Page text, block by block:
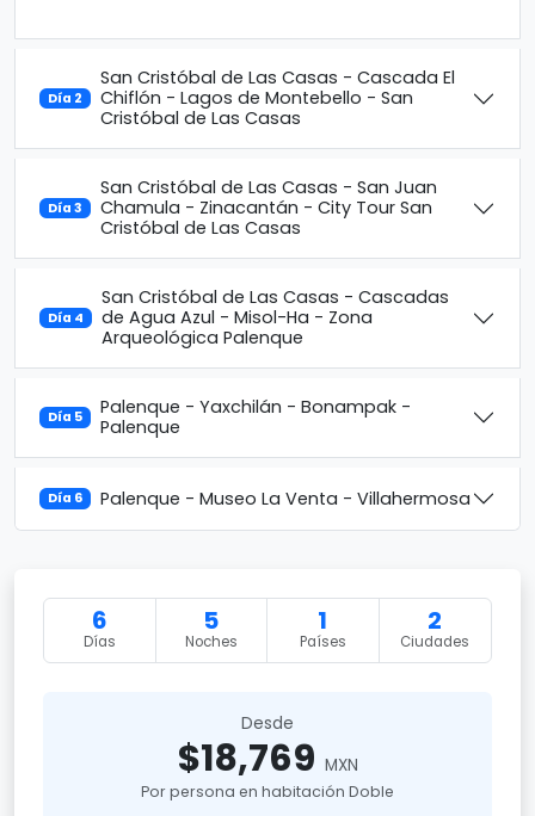
Día 2
San Cristóbal de Las Casas - Cascada El
Chiflón - Lagos de Montebello - San
Cristóbal de Las Casas
Día 3
San Cristóbal de Las Casas - San Juan
Chamula - Zinacantán - City Tour San
Cristóbal de Las Casas
Día 4
San Cristóbal de Las Casas - Cascadas
de Agua Azul - Misol-Ha - Zona
Arqueológica Palenque
Día 5
Palenque - Yaxchilán - Bonampak -
Palenque
Día 6 Palenque - Museo La Venta - Villahermosa
6
Días
5
Noches
1
Países
2
Ciudades
Desde
$18,769 MXN
Por persona en habitación Doble